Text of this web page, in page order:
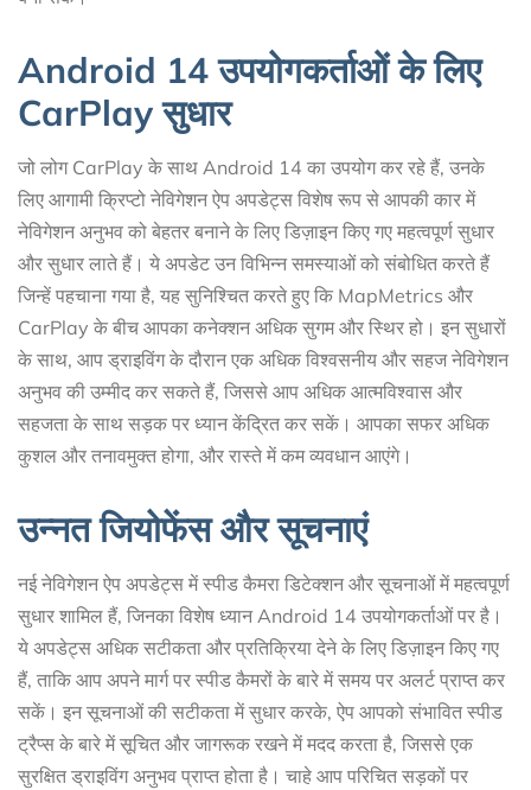
Android 14 उपयोगकर्ताओं के लिए
CarPlay सुधार
जो लोग CarPlay के साथ Android 14 का उपयोग कर रहे हैं, उनके
लिए आगामी क्रिप्टो नेविगेशन ऐप अपडेट्स विशेष रूप से आपकी कार में
नेविगेशन अनुभव को बेहतर बनाने के लिए डिज़ाइन किए गए महत्वपूर्ण सुधार
और सुधार लाते हैं। ये अपडेट उन विभिन्न समस्याओं को संबोधित करते हैं
जिन्हें पहचाना गया है, यह सुनिश्चित करते हुए कि MapMetrics और
CarPlay के बीच आपका कनेक्शन अधिक सुगम और स्थिर हो। इन सुधारों
के साथ, आप ड्राइविंग के दौरान एक अधिक विश्वसनीय और सहज नेविगेशन
अनुभव की उम्मीद कर सकते हैं, जिससे आप अधिक आत्मविश्वास और
सहजता के साथ सड़क पर ध्यान केंद्रित कर सकें। आपका सफर अधिक
कुशल और तनावमुक्त होगा, और रास्ते में कम व्यवधान आएंगे।
उन्नत जियोफेंस और सूचनाएं
नई नेविगेशन ऐप अपडेट्स में स्पीड कैमरा डिटेक्शन और सूचनाओं में महत्वपूर्ण
सुधार शामिल हैं, जिनका विशेष ध्यान Android 14 उपयोगकर्ताओं पर है।
ये अपडेट्स अधिक सटीकता और प्रतिक्रिया देने के लिए डिज़ाइन किए गए
हैं, ताकि आप अपने मार्ग पर स्पीड कैमरों के बारे में समय पर अलर्ट प्राप्त कर
सकें। इन सूचनाओं की सटीकता में सुधार करके, ऐप आपको संभावित स्पीड
ट्रैप्स के बारे में सूचित और जागरूक रखने में मदद करता है, जिससे एक
सुरक्षित ड्राइविंग अनुभव प्राप्त होता है। चाहे आप परिचित सड़कों पर